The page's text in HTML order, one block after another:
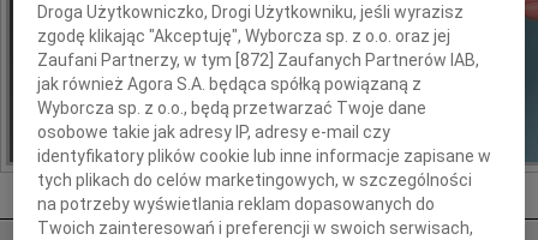
możliwość stworzenia unikalnego
wspomnienia. Dziel się nim z rodziną i
przyjaciółmi.
*ogłoszenie
Nekrologi Poznań
Droga Użytkowniczko, Drogi Użytkowniku, jeśli wyrazisz
zgodę klikając "Akceptuję", Wyborcza sp. z o.o. oraz jej
Zaufani Partnerzy, w tym [872] Zaufanych Partnerów IAB,
jak również Agora S.A. będąca spółką powiązaną z
Wyborcza sp. z o.o., będą przetwarzać Twoje dane
osobowe takie jak adresy IP, adresy e-mail czy
identyfikatory plików cookie lub inne informacje zapisane w
tych plikach do celów marketingowych, w szczególności
na potrzeby wyświetlania reklam dopasowanych do
Twoich zainteresowań i preferencji w swoich serwisach,